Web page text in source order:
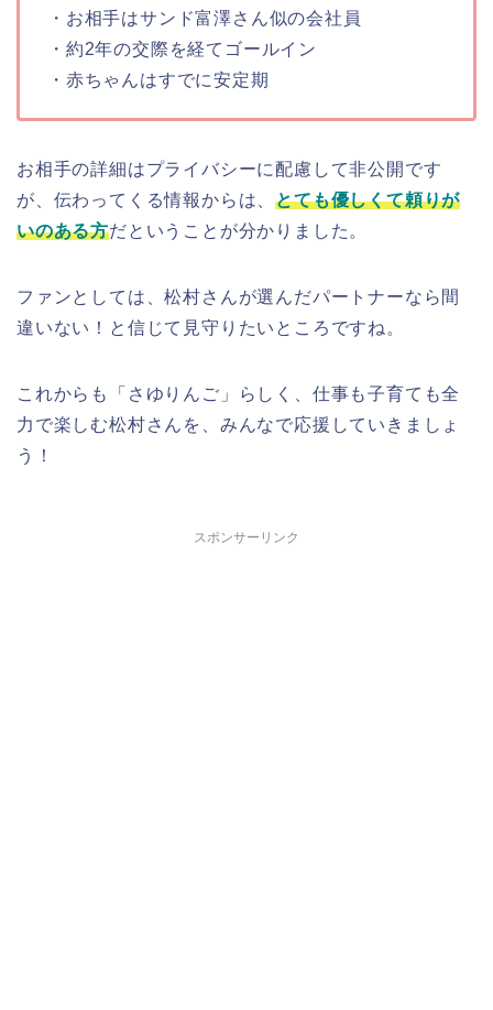
・お相手はサンド富澤さん似の会社員
・約2年の交際を経てゴールイン
・赤ちゃんはすでに安定期
お相手の詳細はプライバシーに配慮して非公開です
が、伝わってくる情報からは、とても優しくて頼りが
いのある方だということが分かりました。
ファンとしては、松村さんが選んだパートナーなら間
違いない！と信じて見守りたいところですね。
これからも「さゆりんご」らしく、仕事も子育ても全
力で楽しむ松村さんを、みんなで応援していきましょ
う！
スポンサーリンク